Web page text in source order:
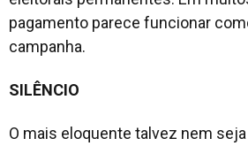
pagamento parece funcionar
campanha.
SILÊNCIO
O mais eloquente talvez nem